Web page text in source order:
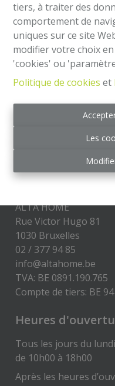
tiers, à traiter des
comportement de
uniques sur ce site
modifier votre choix
'cookies' ou
Politique de cookies et
Les
Agent immobilier
IPI 504.813- Belgique
Institut professionnel
du Luxembourg 16 B
https://www.ipi.be/
police n° 730.390.160
Privacy
Contact
ALTA HOME
Rue Victor Hugo 81
1030 Bruxelles
02 / 377 94 85
info@altahome.be
TVA: BE 0891.190.765
Compte de tiers: BE
Heures
Tous les jours du
de 10h00 à 18h00
Après les heures